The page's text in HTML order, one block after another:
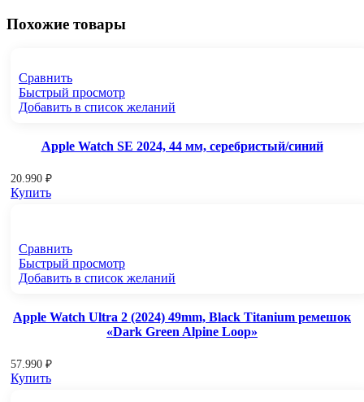
Похожие товары
Сравнить
Быстрый просмотр
Добавить в список желаний
Apple Watch SE 2024, 44 мм, серебристый/синий
20.990 ₽
Купить
Сравнить
Быстрый просмотр
Добавить в список желаний
Apple Watch Ultra 2 (2024) 49mm, Black Titanium ремешок
«Dark Green Alpine Loop»
57.990 ₽
Купить